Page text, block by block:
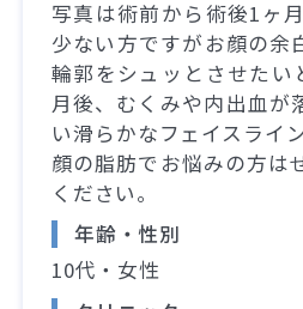
写真は術前から術後1ヶ
少ない方ですがお顔の余
輪郭をシュッとさせたい
月後、むくみや内出血が
い滑らかなフェイスライ
顔の脂肪でお悩みの方は
ください。
年齢・性別
10代・女性